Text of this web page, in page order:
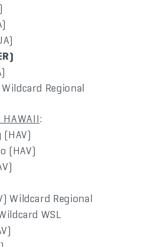
Regional
HAWAII:
(HAV)
Wildcard Regional
WSL